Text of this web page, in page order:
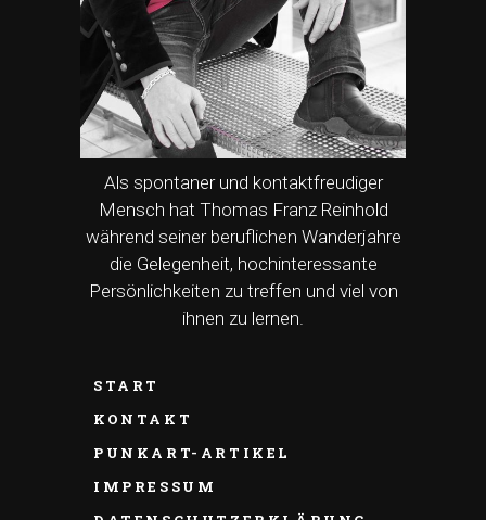
Als spontaner und kontaktfreudiger
Mensch hat Thomas Franz Reinhold
während seiner beruflichen Wanderjahre
die Gelegenheit, hochinteressante
Persönlichkeiten zu treffen und viel von
ihnen zu lernen.
START
KONTAKT
PUNKART-ARTIKEL
IMPRESSUM